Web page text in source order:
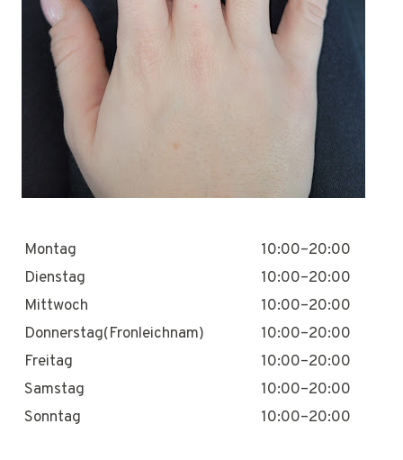
Montag
10:00–20:00
Dienstag
10:00–20:00
Mittwoch
10:00–20:00
Donnerstag(Fronleichnam)
10:00–20:00
Freitag
10:00–20:00
Samstag
10:00–20:00
Sonntag
10:00–20:00